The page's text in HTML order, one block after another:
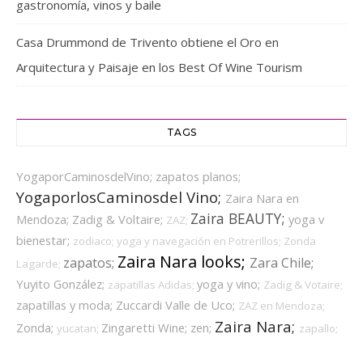
gastronomía, vinos y baile
Casa Drummond de Trivento obtiene el Oro en
Arquitectura y Paisaje en los Best Of Wine Tourism
TAGS
YogaporCaminosdelVino; zapatos planos;
YogaporlosCaminosdel Vino; Zaira Nara en
Mendoza; Zadig & Voltaire; ZAZ; Zaira BEAUTY; yoga v
bienestar; zodiaco; yoga y navegación en Potrerillos; Zonda
Lagarde; zapatos; Zaira Nara looks; Zara Chile;
Yuyito González; zapatillas Adidas; yoga y vino; Zadig & Votaire;
zapatillas y moda; Zuccardi Valle de Uco; ZAZ en Mendoza;
Zonda; yucatan; Zingaretti Wine; zen; Zaira Nara; zapallo;